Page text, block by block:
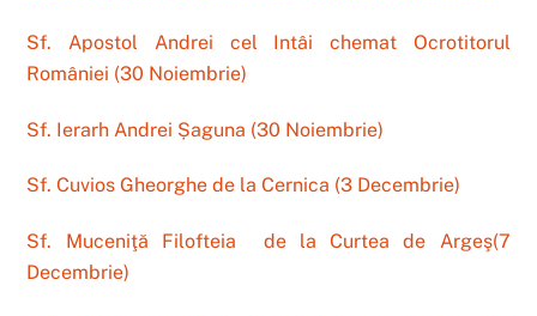
Sf. Apostol Andrei cel Intâi chemat Ocrotitorul
României (30 Noiembrie)
Sf. Ierarh Andrei Șaguna (30 Noiembrie)
Sf. Cuvios Gheorghe de la Cernica (3 Decembrie)
Sf. Muceniţă Filofteia de la Curtea de Argeş(7
Decembrie)